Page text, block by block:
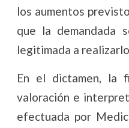
los aumentos
que la demandada
legitimada a
En el dictamen, la
valoración e
efectuada por